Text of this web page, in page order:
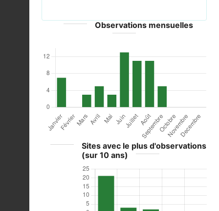
Observations mensuelles
Sites avec le plus d'observations
(sur 10 ans)